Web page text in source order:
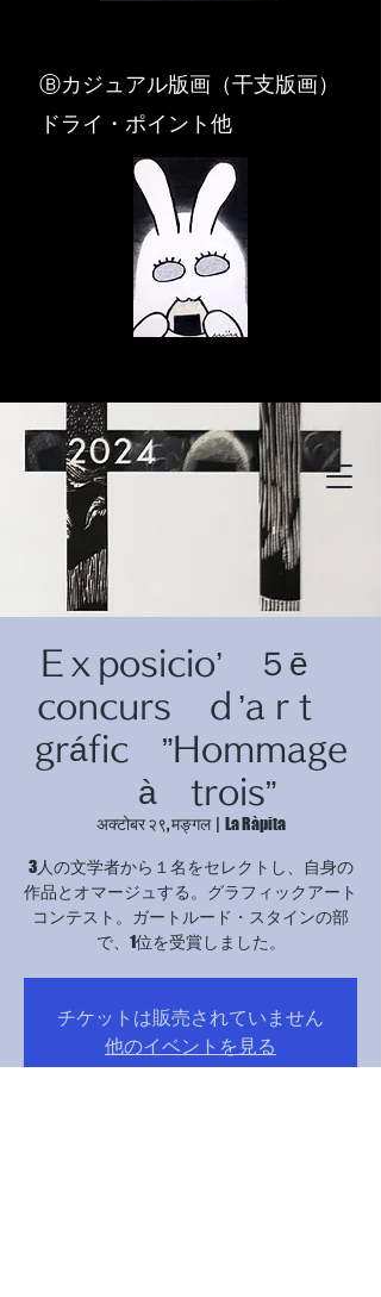
​Ⓑカジュアル版画（干支版画）
ドライ・ポイント他
© Copyright
© Copyright
Eｘposicio’ ５ē
concurs ｄ’aｒt
gráfic ”Hommage
à trois”
अक्टोबर २९, मङ्गल
  |
La Ràpita
3人の文学者から１名をセレクトし、自身の
作品とオマージュする。グラフィックアート
コンテスト。ガートルード・スタインの部
で、1位を受賞しました。
チケットは販売されていません
他のイベントを見る